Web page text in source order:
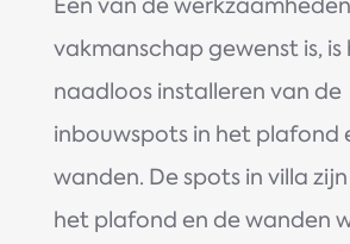
vakmanschap gewenst is, is
naadloos installeren van de
inbouwspots in het plafond
wanden. De spots in villa
het plafond en de wanden